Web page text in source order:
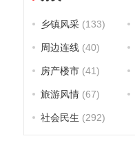
乡镇风采(133)
周边连线(40)
房产楼市(41)
旅游风情(67)
社会民生 (292)